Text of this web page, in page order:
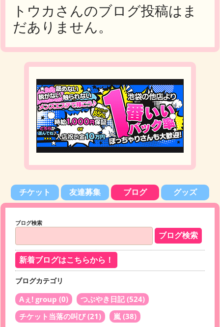
トウカさんのブログ投稿はま
だありません。
チケット 友達募集 ブログ グッズ
ブログ検索
新着ブログはこちらから！
ブログカテゴリ
Aぇ! group (0) つぶやき日記(524)
チケット当落の叫び(21) 嵐 (38)